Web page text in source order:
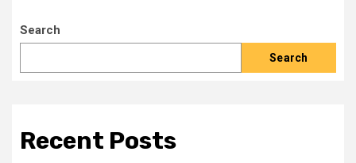
Search
Search
Recent Posts